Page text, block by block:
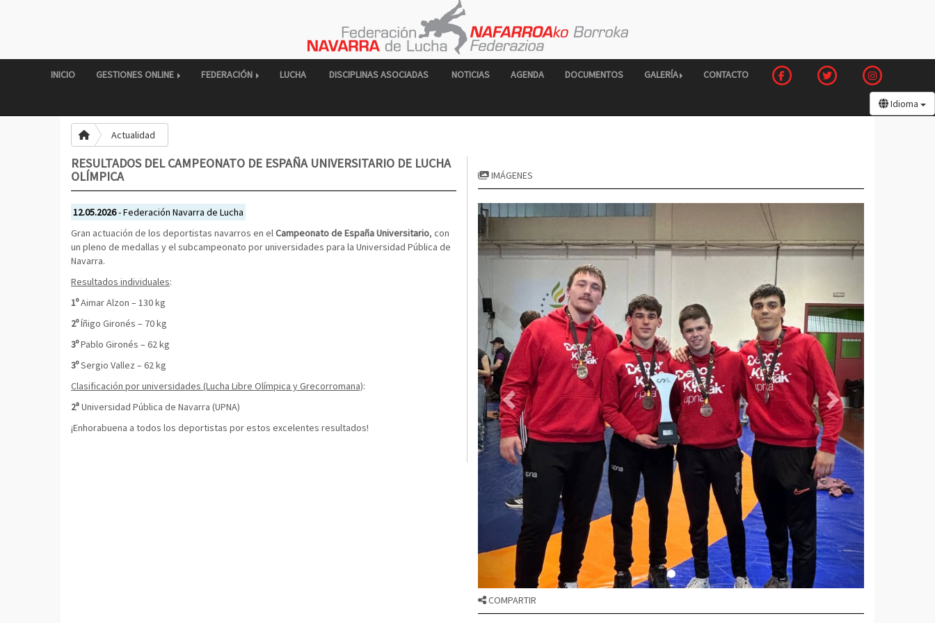
INICIO GESTIONES ONLINE FEDERACIÓN LUCHA DISCIPLINAS ASOCIADAS NOTICIAS AGENDA DOCUMENTOS GALERÍA CONTACTO
Idioma
Actualidad
RESULTADOS DEL CAMPEONATO DE ESPAÑA UNIVERSITARIO DE LUCHA
OLÍMPICA
12.05.2026- Federación Navarra de Lucha
Gran actuación de los deportistas navarros en elCampeonato de España Universitario, con
un pleno de medallas y el subcampeonato por universidades para la Universidad Pública de
Navarra.
Resultados individuales:
1ºAimar Alzon – 130 kg
2ºÍñigo Gironés – 70 kg
3ºPablo Gironés – 62 kg
3ºSergio Vallez – 62 kg
Clasificación por universidades (Lucha Libre Olímpica y Grecorromana):
2ªUniversidad Pública de Navarra (UPNA)
¡Enhorabuena a todos los deportistas por estos excelentes resultados!
IMÁGENES
COMPARTIR